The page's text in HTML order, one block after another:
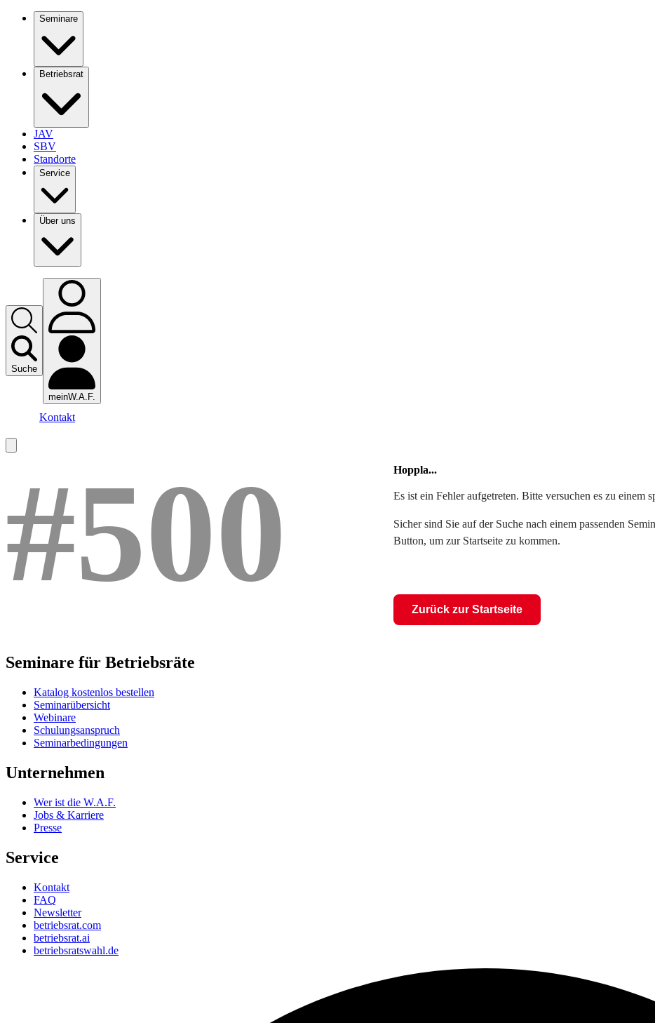
Seminare
Betriebsrat
JAV
SBV
Standorte
Service
Über uns
Suche
meinW.A.F.
Kontakt
#500 Hoppla...
Es ist ein Fehler aufgetreten. Bitte versuchen es zu einem
Sicher sind Sie auf der Suche nach einem passenden
Button, um zur Startseite zu kommen.
Zurück zur Startseite
Seminare für Betriebsräte
Katalog kostenlos bestellen
Seminarübersicht
Webinare
Schulungsanspruch
Seminarbedingungen
Unternehmen
Wer ist die W.A.F.
Jobs & Karriere
Presse
Service
Kontakt
FAQ
Newsletter
betriebsrat.com
betriebsrat.ai
betriebsratswahl.de